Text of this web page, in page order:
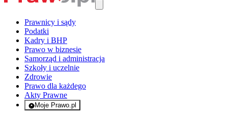
Prawnicy i sądy
Podatki
Kadry i BHP
Prawo w biznesie
Samorząd i administracja
Szkoły i uczelnie
Zdrowie
Prawo dla każdego
Akty Prawne
Moje Prawo.pl
- rejestracja i logowanie do serwisu